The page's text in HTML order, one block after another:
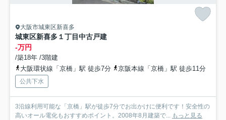
大阪市城東区新喜多
城東区新喜多１丁目中古戸建
-万円
/築18年 /3階建
大阪環状線「京橋」駅 徒歩7分
京阪本線「京橋」駅 徒歩11分
公共下水
3沿線利用可能な「京橋」駅が徒歩7分でお出かけに便利です！安全性の
高いオール電化もおすすめポイント。2008年8月建築で... もっと見る